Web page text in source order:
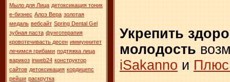
Мыло для Лица детоксикация тоник
е-бизнес Алоэ Вера золотая
медаль вебсайт Spring Dental Gel
зубная паста фунготерапия
кровотечивасть десен иммуннитет
лечимся грибами подтяжка лица
варикоз inweb24 конструктор
сайтов детоксикация кордицепс
рейши раскрутка
Укрепить
молодость
iSakanno и